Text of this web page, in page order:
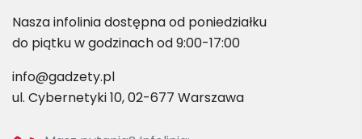
Nasza infolinia dostępna od poniedziałku
do piątku w godzinach od 9:00-17:00
info@gadzety.pl
ul. Cybernetyki 10, 02-677 Warszawa